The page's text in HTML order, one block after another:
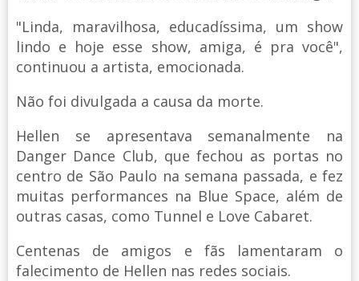
"Linda, maravilhosa, educadíssima, um show
lindo e hoje esse show, amiga, é pra você",
continuou a artista, emocionada.
Não foi divulgada a causa da morte.
Hellen se apresentava semanalmente na
Danger Dance Club, que fechou as portas no
centro de São Paulo na semana passada, e fez
muitas performances na Blue Space, além de
outras casas, como Tunnel e Love Cabaret.
Centenas de amigos e fãs lamentaram o
falecimento de Hellen nas redes sociais.